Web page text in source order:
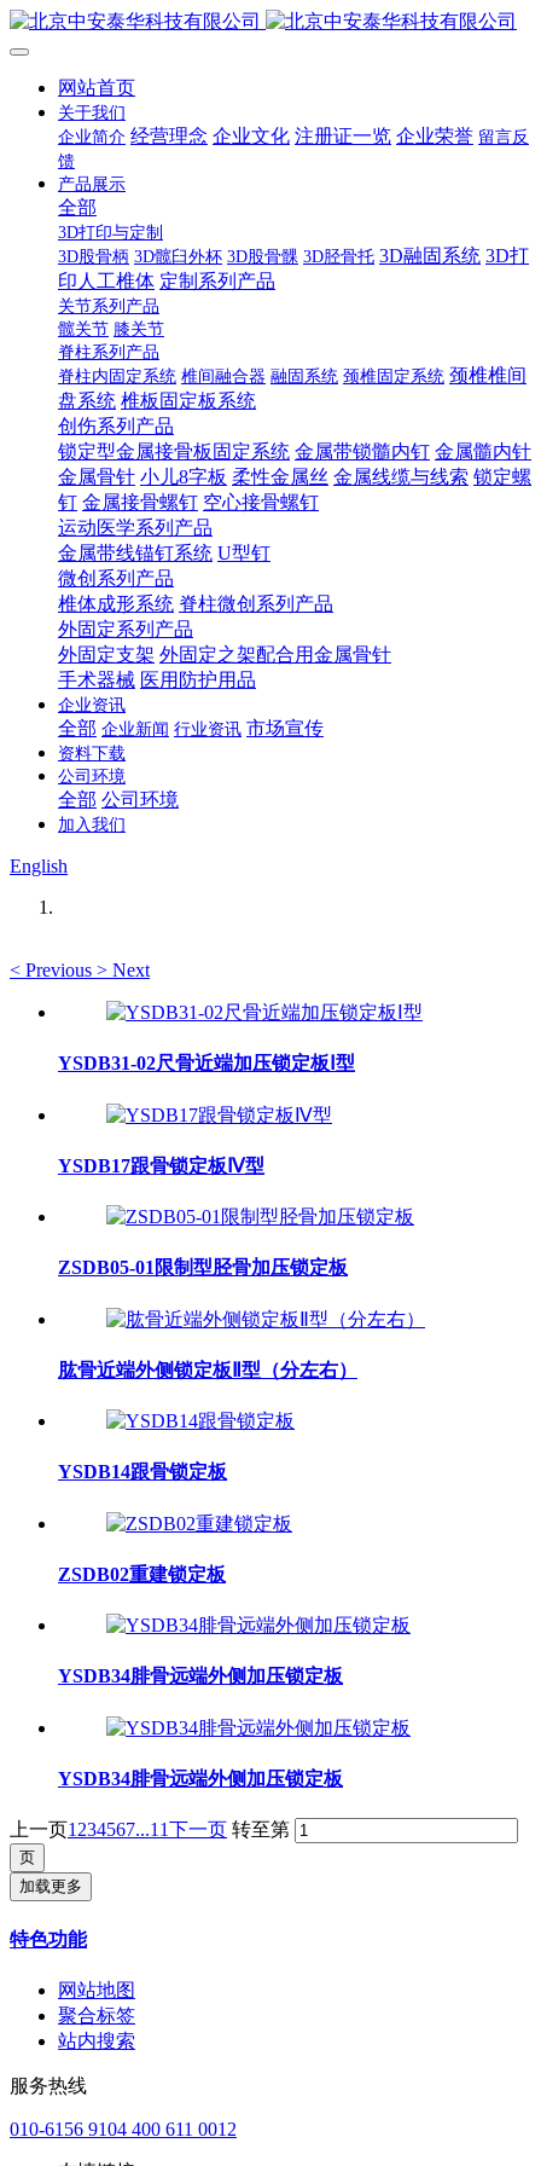
网站首页
关于我们
企业简介 经营理念 企业文化 注册证一览 企业荣誉 留言反
馈
产品展示
全部
3D打印与定制
3D股骨柄 3D髋臼外杯 3D股骨髁 3D胫骨托 3D融固系统 3D打
印人工椎体 定制系列产品
关节系列产品
髋关节 膝关节
脊柱系列产品
脊柱内固定系统 椎间融合器 融固系统 颈椎固定系统 颈椎椎间
盘系统 椎板固定板系统
创伤系列产品
锁定型金属接骨板固定系统 金属带锁髓内钉 金属髓内针
金属骨针 小儿8字板 柔性金属丝 金属线缆与线索 锁定螺
钉 金属接骨螺钉 空心接骨螺钉
运动医学系列产品
金属带线锚钉系统 U型钉
微创系列产品
椎体成形系统 脊柱微创系列产品
外固定系列产品
外固定支架 外固定之架配合用金属骨针
手术器械 医用防护用品
企业资讯
全部 企业新闻 行业资讯 市场宣传
资料下载
公司环境
全部 公司环境
加入我们
English
< Previous > Next
YSDB31-02尺骨近端加压锁定板Ⅰ型
YSDB17跟骨锁定板Ⅳ型
ZSDB05-01限制型胫骨加压锁定板
肱骨近端外侧锁定板Ⅱ型（分左右）
YSDB14跟骨锁定板
ZSDB02重建锁定板
YSDB34腓骨远端外侧加压锁定板
YSDB34腓骨远端外侧加压锁定板
上一页1 234567...11下一页 转至第
加载更多
特色功能
网站地图
聚合标签
站内搜索
服务热线
010-6156 9104 400 611 0012